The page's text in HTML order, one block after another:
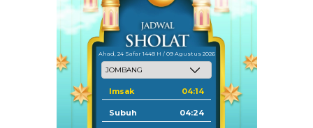
Ahad, 24 Safar 1448 H / 09 Agustus 2026
Imsak 04:14
Subuh 04:24